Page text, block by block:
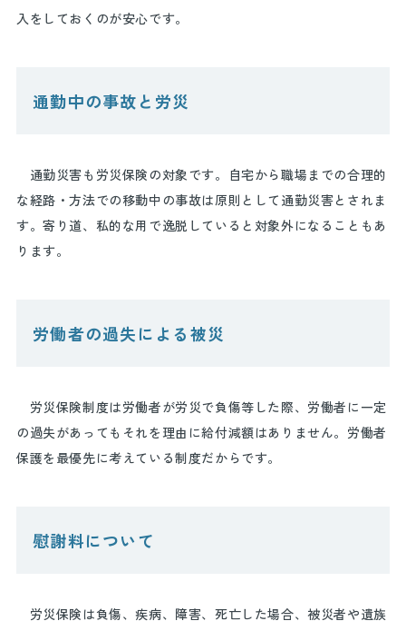
入をしておくのが安心です。
通勤中の事故と労災
通勤災害も労災保険の対象です。自宅から職場までの合理的
な経路・方法での移動中の事故は原則として通勤災害とされま
す。寄り道、私的な用で逸脱していると対象外になることもあ
ります。
労働者の過失による被災
労災保険制度は労働者が労災で負傷等した際、労働者に一定
の過失があってもそれを理由に給付減額はありません。労働者
保護を最優先に考えている制度だからです。
慰謝料について
労災保険は負傷、疾病、障害、死亡した場合、被災者や遺族